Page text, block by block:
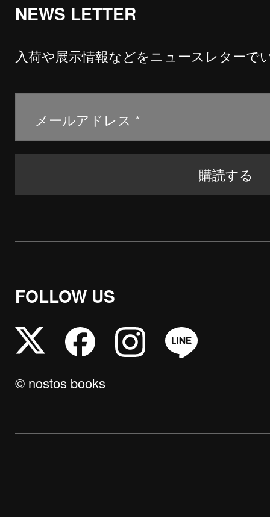
NEWS LETTER
入荷や展示情報などをニュースレターで
FOLLOW US
© nostos books